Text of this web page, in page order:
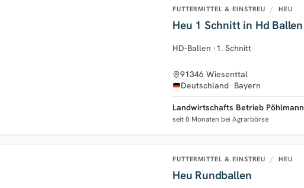
FUTTERMITTEL & EINSTREU / HEU
Heu 1 Schnitt in Hd Ballen
HD-Ballen ·1. Schnitt
91346 Wiesenttal
Deutschland Bayern
Landwirtschafts Betrieb Pöhlmann
seit 8 Monaten bei Agrarbörse
FUTTERMITTEL & EINSTREU / HEU
Heu Rundballen